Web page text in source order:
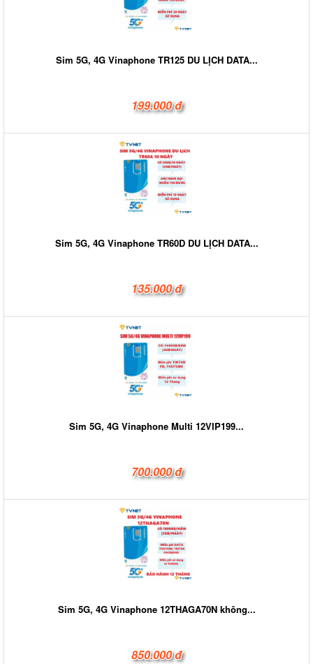
Sim 5G, 4G Vinaphone TR125 DU LỊCH DATA...
199.000 đ
Sim 5G, 4G Vinaphone TR60D DU LỊCH DATA...
135.000 đ
Sim 5G, 4G Vinaphone Multi 12VIP199...
700.000 đ
Sim 5G, 4G Vinaphone 12THAGA70N không...
850.000 đ